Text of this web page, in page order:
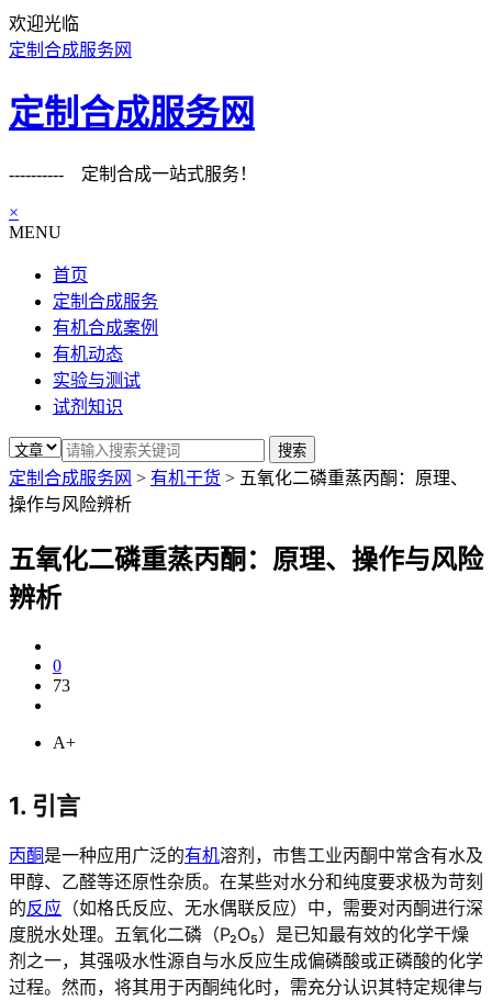
欢迎光临
定制合成服务网
定制合成服务网
---------- 定制合成一站式服务！
×
MENU
首页
定制合成服务
有机合成案例
有机动态
实验与测试
试剂知识
定制合成服务网 > 有机干货 > 五氧化二磷重蒸丙酮：原理、
操作与风险辨析
五氧化二磷重蒸丙酮：原理、操作与风险
辨析
0
73
A+
1. 引言
丙酮是一种应用广泛的有机溶剂，市售工业丙酮中常含有水及
甲醇、乙醛等还原性杂质。在某些对水分和纯度要求极为苛刻
的反应 （如格氏反应、无水偶联反应）中，需要对丙酮进行深
度脱水处理。五氧化二磷（P₂O₅）是已知最有效的化学干燥
剂之一，其强吸水性源自与水反应生成偏磷酸或正磷酸的化学
过程。然而，将其用于丙酮纯化时，需充分认识其特定规律与